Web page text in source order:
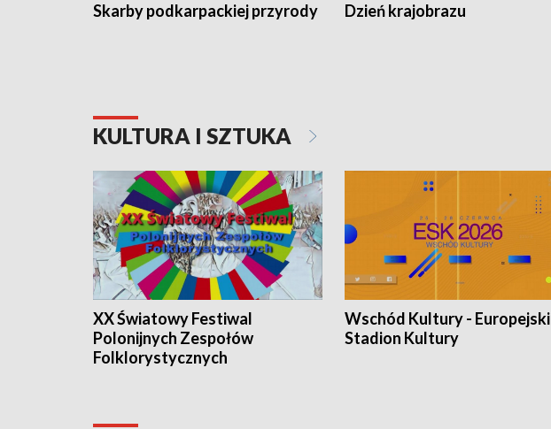
Skarby podkarpackiej przyrody Dzień krajobrazu
KULTURA I SZTUKA
XX Światowy Festiwal
Polonijnych Zespołów
Folklorystycznych
Wschód Kultury - Europejski
Stadion Kultury